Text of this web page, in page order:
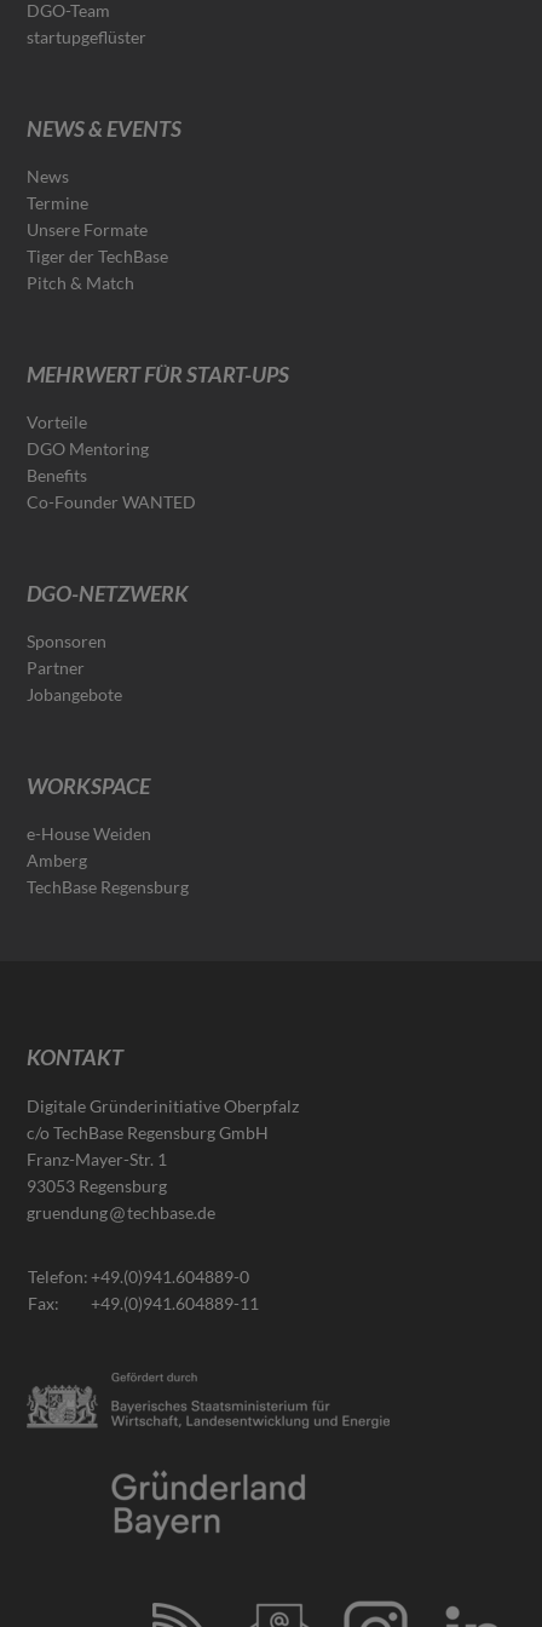
DGO-Team
startupgeflüster
NEWS & EVENTS
News
Termine
Unsere Formate
Tiger der TechBase
Pitch & Match
MEHRWERT FÜR START-UPS
Vorteile
DGO Mentoring
Benefits
Co-Founder WANTED
DGO-NETZWERK
Sponsoren
Partner
Jobangebote
WORKSPACE
e-House Weiden
Amberg
TechBase Regensburg
KONTAKT
Digitale Gründerinitiative Oberpfalz
c/o TechBase Regensburg GmbH
Franz-Mayer-Str. 1
93053 Regensburg
gruendung
techbase.de
Telefon:
Fax:
+49.(0)941.604889-0
+49.(0)941.604889-11